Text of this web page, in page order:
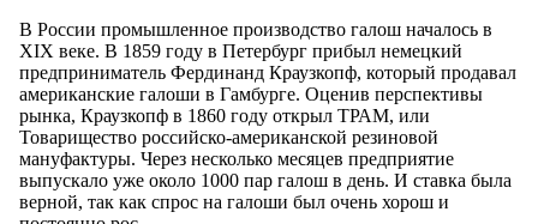
В России промышленное производство галош началось в
XIX веке. В 1859 году в Петербург прибыл немецкий
предприниматель Фердинанд Краузкопф, который продавал
американские галоши в Гамбурге. Оценив перспективы
рынка, Краузкопф в 1860 году открыл ТРАМ, или
Товарищество российско-американской резиновой
мануфактуры. Через несколько месяцев предприятие
выпускало уже около 1000 пар галош в день. И ставка была
верной, так как спрос на галоши был очень хорош и